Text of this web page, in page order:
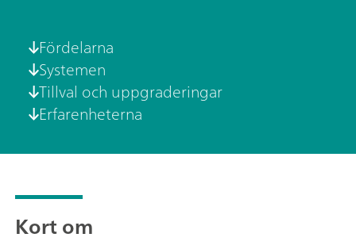
Fördelarna
Systemen
Tillval och uppgraderingar
Erfarenheterna
Kort om